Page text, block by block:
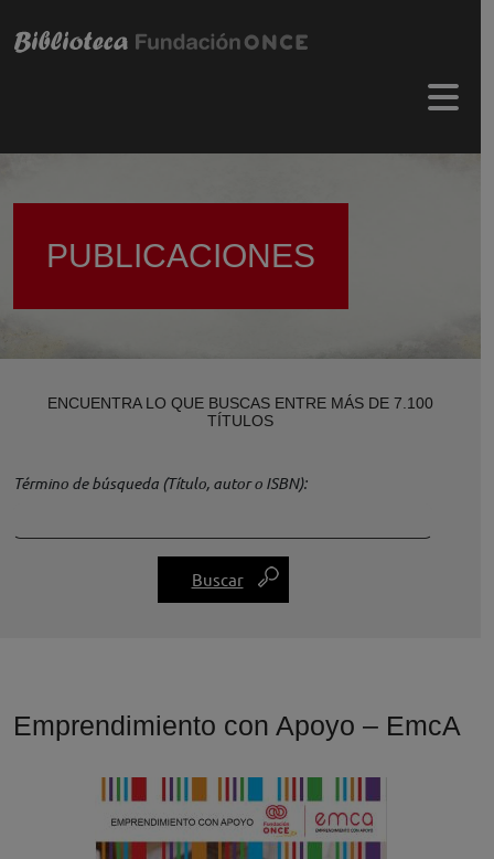
PUBLICACIONES
ENCUENTRA LO QUE BUSCAS ENTRE MÁS DE 7.100
TÍTULOS
Término de búsqueda (Título, autor o ISBN)
Emprendimiento con Apoyo – EmcA